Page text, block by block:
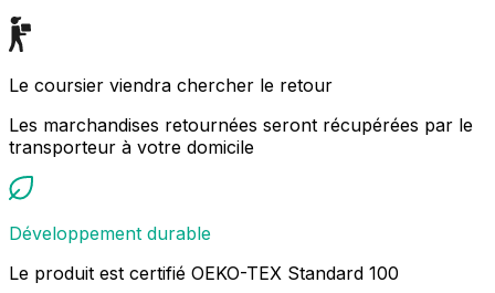
Le coursier viendra chercher le retour
Les marchandises retournées seront récupérées par le
transporteur à votre domicile
Développement durable
Le produit est certifié OEKO-TEX Standard 100